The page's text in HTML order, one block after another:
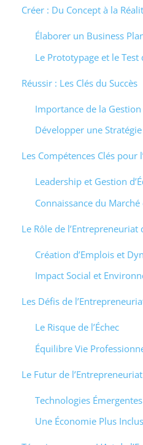
Créer : Du Concept à la
Élaborer un Business
Le Prototypage et le Test
Réussir : Les Clés du Succès
Importance de la
Développer une
Les Compétences Clés pour
Leadership et Gestion
Connaissance du
Le Rôle de l’Entrepreneuriat
Création d’Emplois et
Impact Social et
Les Défis de
Le Risque de l’Échec
Équilibre Vie
Le Futur de l’Entrepreneuriat
Technologies
Une Économie Plus